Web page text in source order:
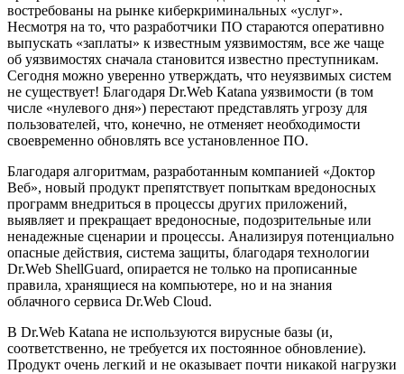
востребованы на рынке киберкриминальных «услуг».
Несмотря на то, что разработчики ПО стараются оперативно
выпускать «заплаты» к известным уязвимостям, все же чаще
об уязвимостях сначала становится известно преступникам.
Сегодня можно уверенно утверждать, что неуязвимых систем
не существует! Благодаря Dr.Web Katana уязвимости (в том
числе «нулевого дня») перестают представлять угрозу для
пользователей, что, конечно, не отменяет необходимости
своевременно обновлять все установленное ПО.
Благодаря алгоритмам, разработанным компанией «Доктор
Веб», новый продукт препятствует попыткам вредоносных
программ внедриться в процессы других приложений,
выявляет и прекращает вредоносные, подозрительные или
ненадежные сценарии и процессы. Анализируя потенциально
опасные действия, система защиты, благодаря технологии
Dr.Web ShellGuard, опирается не только на прописанные
правила, хранящиеся на компьютере, но и на знания
облачного сервиса Dr.Web Cloud.
В Dr.Web Katana не используются вирусные базы (и,
соответственно, не требуется их постоянное обновление).
Продукт очень легкий и не оказывает почти никакой нагрузки